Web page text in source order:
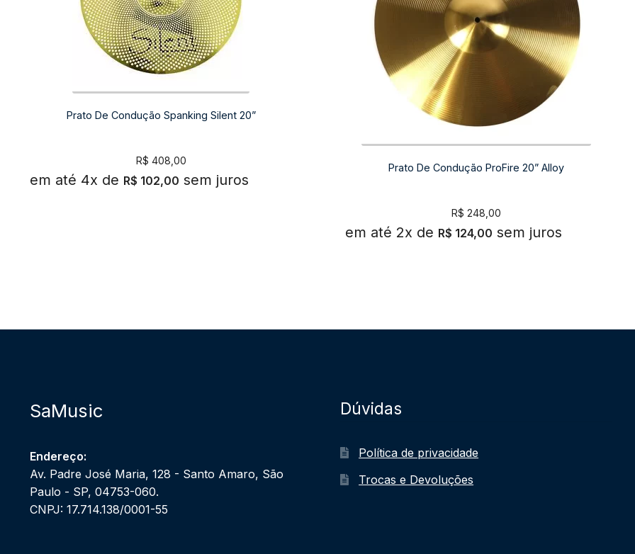
Prato De Condução Spanking Silent 20”
R$ 408,00
em até 4x de R$ 102,00 sem juros
Prato De Condução ProFire 20” Alloy
R$ 248,00
em até 2x de R$ 124,00 sem juros
SaMusic
Endereço:
Av. Padre José Maria, 128 - Santo Amaro, São
Paulo - SP, 04753-060.
CNPJ: 17.714.138/0001-55
Dúvidas
Política de privacidade
Trocas e Devoluções